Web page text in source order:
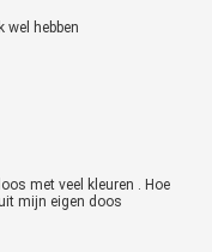
wel hebben
met veel kleuren . Hoe
mijn eigen doos